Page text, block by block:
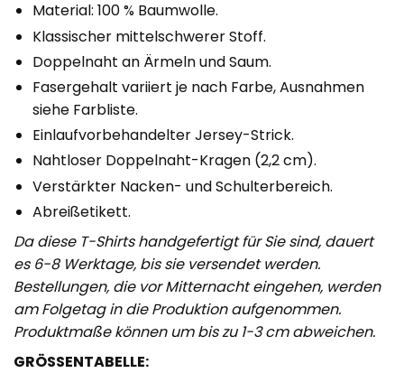
Material: 100 % Baumwolle.
Klassischer mittelschwerer Stoff.
Doppelnaht an Ärmeln und Saum.
Fasergehalt variiert je nach Farbe, Ausnahmen
siehe Farbliste.
Einlaufvorbehandelter Jersey-Strick.
Nahtloser Doppelnaht-Kragen (2,2 cm).
Verstärkter Nacken- und Schulterbereich.
Abreißetikett.
Da diese T-Shirts handgefertigt für Sie sind, dauert
es 6-8 Werktage, bis sie versendet werden.
Bestellungen, die vor Mitternacht eingehen, werden
am Folgetag in die Produktion aufgenommen.
Produktmaße können um bis zu 1-3 cm abweichen.
GRÖSSENTABELLE: